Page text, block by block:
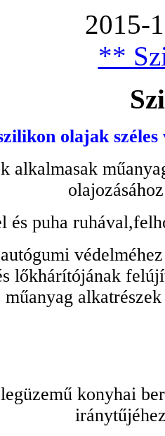
2015-
**
olajak
alkalmasak
és puha
lőkhárítójának
műanyag
konyhai